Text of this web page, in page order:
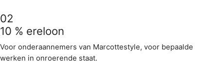
02
10 % ereloon
Voor onderaannemers van Marcottestyle, voor bepaalde
werken in onroerende staat.